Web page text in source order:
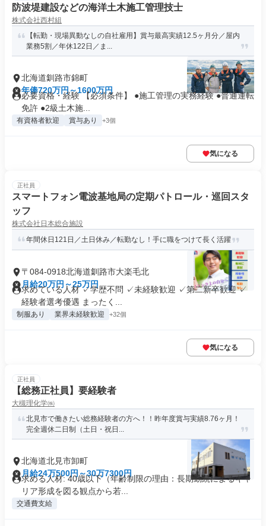
防波堤建設などの海洋土木施工管理技士
株式会社西村組
【転勤・現場異動なしの自社雇用】賞与最高実績12.5ヶ月分／屋内
業務5割／年休122日／ま...
北海道釧路市錦町
年俸720万円～1600万円
必要資格・経験 【必須条件】 ●施工管理の実務経験 ●普通運転
免許 ●2級土木施...
有資格者歓迎 賞与あり +3個
気になる
正社員
スマートフォン電波基地局の定期パトロール・巡回スタ
ッフ
株式会社日本総合施設
年間休日121日／土日休み／転勤なし！手に職をつけて長く活躍
〒084-0918北海道釧路市大楽毛北
月給20万円～25万円
求めている人材 ✓学歴不問 ✓未経験歓迎 ✓第二新卒歓迎 ✓
経験者選考優遇 まったく...
制服あり 業界未経験歓迎 +32個
気になる
正社員
【総務正社員】要経験者
大槻理化学㈱
北見市で働きたい総務経験者の方へ！！昨年度賞与実績8.76ヶ月！
完全週休二日制（土日・祝日...
北海道北見市卸町
月給24万500円～30万7300円
求める人材: 40歳以下（年齢制限の理由：長期勤続によるキャ
リア形成を図る観点から若...
交通費支給